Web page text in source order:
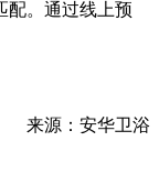
配。通过线上预
来源：安华卫浴